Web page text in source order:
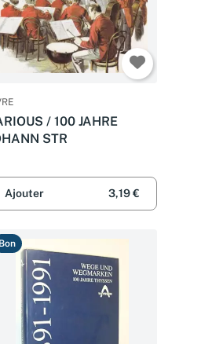
/ 100 JAHRE
STR
Ajouter 3,19 €
Bon